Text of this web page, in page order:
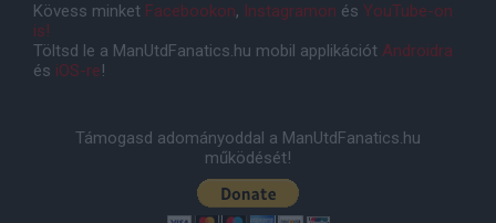
Kövess minket Facebookon, Instagramon és YouTube-on
is!
Töltsd le a ManUtdFanatics.hu mobil applikációt Androidra
és iOS-re!
Támogasd adományoddal a ManUtdFanatics.hu
működését!